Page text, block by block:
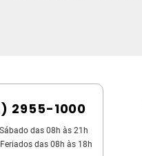
2955-1000
das 08h às 21h
das 08h às 18h